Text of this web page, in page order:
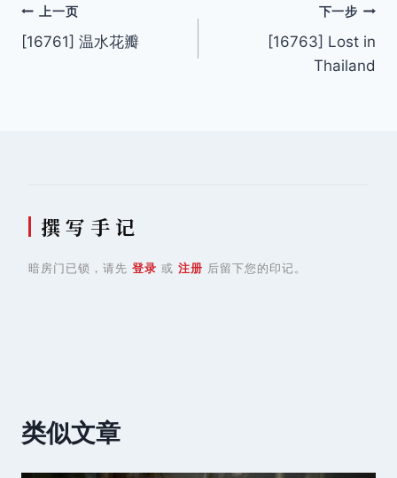
文
章
上一页
[16761] 温水花瓣
下一步
[16763] Lost in
Thailand
撰 写 手 记
暗房门已锁，请先 登录 或 注册 后留下您的印记。
类似文章